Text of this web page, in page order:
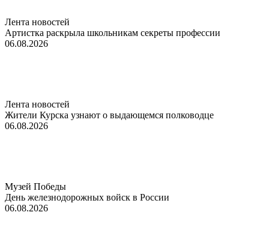
Лента новостей
Артистка раскрыла школьникам секреты профессии
06.08.2026
Лента новостей
Жители Курска узнают о выдающемся полководце
06.08.2026
Музей Победы
День железнодорожных войск в России
06.08.2026